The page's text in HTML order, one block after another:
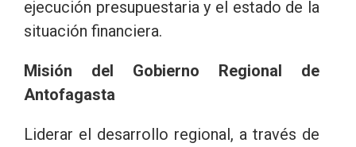
ejecución presupuestaria y el estado de la
situación financiera.
Misión del Gobierno Regional de
Antofagasta
Liderar el desarrollo regional, a través de